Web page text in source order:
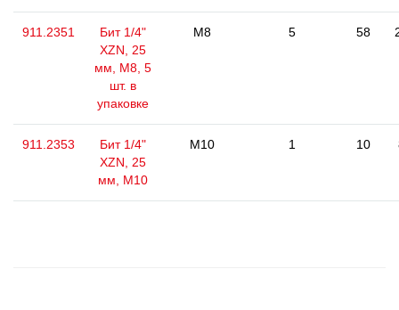
911.2351
Бит 1/4"
XZN, 25
мм, М8, 5
шт. в
упаковке
M8 5 58
911.2353
Бит 1/4"
XZN, 25
мм, М10
M10 1 10